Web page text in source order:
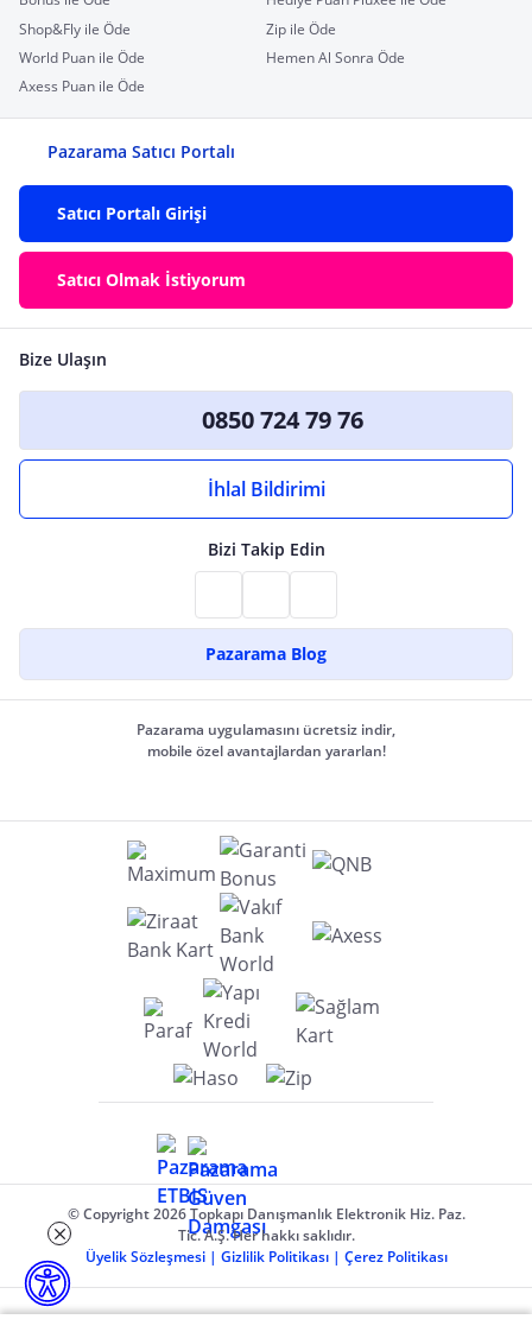
Shop&Fly ile Öde
Zip ile Öde
World Puan ile Öde
Hemen Al Sonra Öde
Axess Puan ile Öde
Pazarama Satıcı Portalı
Satıcı Portalı Girişi
Satıcı Olmak İstiyorum
Bize Ulaşın
0850 724 79 76
İhlal Bildirimi
Bizi Takip Edin
Pazarama Blog
Pazarama uygulamasını ücretsiz indir,
mobile özel avantajlardan yararlan!
© Copyright 2026 Topkapı Danışmanlık Elektronik Hiz. Paz.
Tic. A.Ş. Her hakkı saklıdır.
Üyelik Sözleşmesi | Gizlilik Politikası | Çerez Politikası